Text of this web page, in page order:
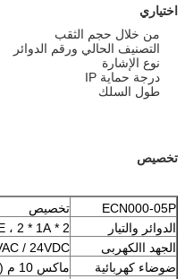
اختياري
من خلال حجم الثقب
التصنيف الحالي ورقم الدوائر
نوع الإشارة
درجة حماية IP
طول السلك
تخصيص
ECN000-05P
تخصيص
الدوائر والتيار
2 * 20A ، 1 * PE ، 2 * 1A
الجهد االكهربى
/ 24VDC
ضوضاء كهربائية
ماكس 10 م (50 دورة في الدقيقة)